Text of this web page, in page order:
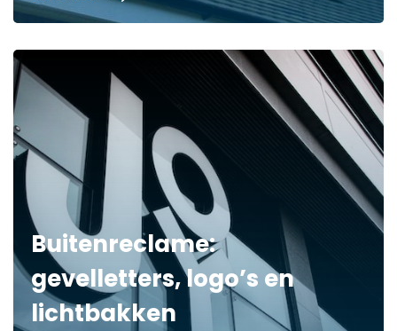
Buitenreclame:
gevelletters, logo’s en
lichtbakken